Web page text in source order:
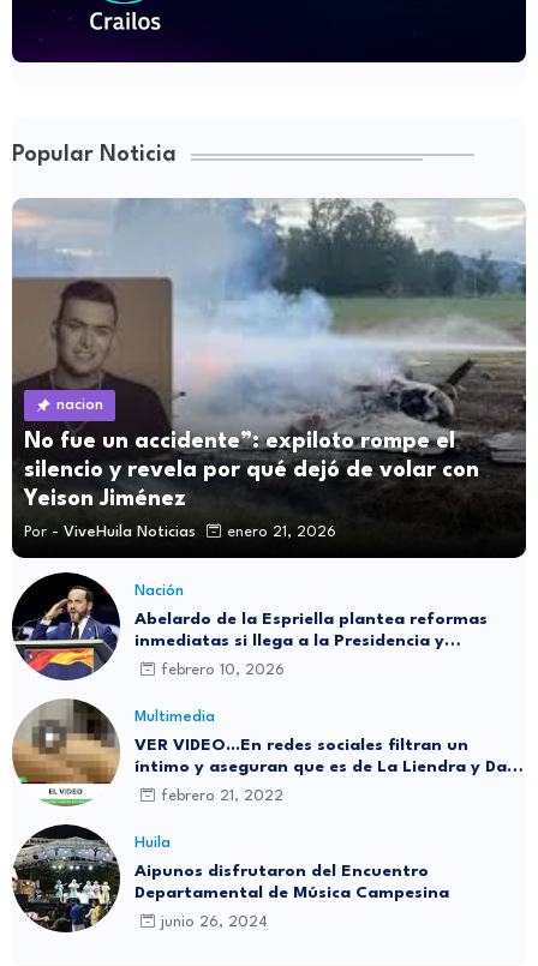
Popular Noticia
nacion
No fue un accidente”: expiloto rompe el
silencio y revela por qué dejó de volar con
Yeison Jiménez
Por - ViveHuila Noticias enero 21, 2026
Nación
Abelardo de la Espriella plantea reformas
inmediatas si llega a la Presidencia y
responde a reciente encuesta: “No me asusta
febrero 10, 2026
Multimedia
VER VIDEO...En redes sociales filtran un
íntimo y aseguran que es de La Liendra y Dani
Dukefebrero 21, 2022
Huila
Aipunos disfrutaron del Encuentro
Departamental de Música Campesina
junio 26, 2024